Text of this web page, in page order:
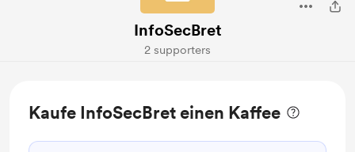
InfoSecBret
2 supporters
Kaufe InfoSecBret einen Kaffee